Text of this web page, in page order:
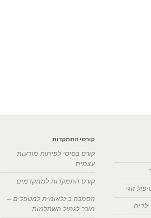
קורסי התמקדות
קורס בסיסי לפיתוח מודעות
עצמית
קורס התמקדות למתקדמים
הסמכה בינלאומית למטפלים –
מוכר לגמול השתלמות
זוגי